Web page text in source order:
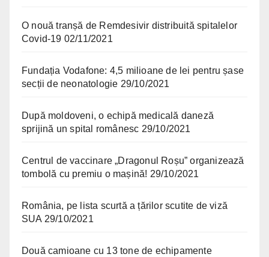
O nouă tranșă de Remdesivir distribuită spitalelor
Covid-19 02/11/2021
Fundația Vodafone: 4,5 milioane de lei pentru șase
secții de neonatologie 29/10/2021
După moldoveni, o echipă medicală daneză
sprijină un spital românesc 29/10/2021
Centrul de vaccinare „Dragonul Roșu” organizează
tombolă cu premiu o mașină! 29/10/2021
România, pe lista scurtă a țărilor scutite de viză
SUA 29/10/2021
Două camioane cu 13 tone de echipamente